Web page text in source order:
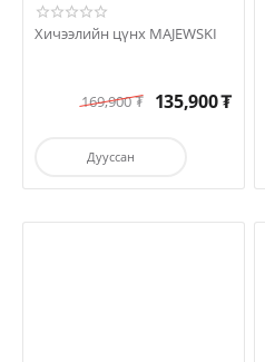
Хичээлийн цүнх MAJEWSKI
169,900₮ 135,900₮
Дууссан